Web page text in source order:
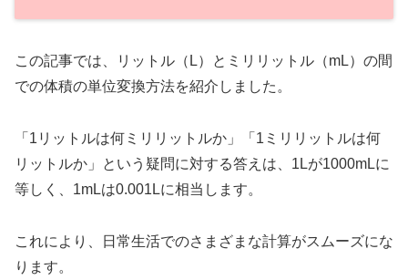
この記事では、リットル（L）とミリリットル（mL）の間
での体積の単位変換方法を紹介しました。
「1リットルは何ミリリットルか」「1ミリリットルは何
リットルか」という疑問に対する答えは、1Lが1000mLに
等しく、1mLは0.001Lに相当します。
これにより、日常生活でのさまざまな計算がスムーズにな
ります。